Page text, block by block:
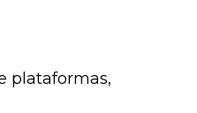
plataformas,